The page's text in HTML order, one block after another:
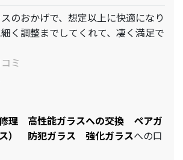
のおかげで、想定以上に快適になり
く調整までしてくれて、凄く満足で
ミ
理 高性能ガラスへの交換 ペアガ
ス） 防犯ガラス 強化ガラスへの口